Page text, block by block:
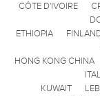
CÔTE D'IVOIRE
ETHIOPIA
HONG KONG CHINA
KUWAIT